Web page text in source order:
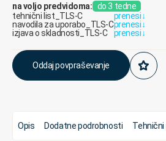
na voljo predvidoma: do 3 tedne
tehnični list_TLS-C
prenesi↓
navodila za uporabo_TLS-Cprenesi↓
izjava o skladnosti_TLS-C
prenesi↓
Oddaj povpraševanje
Opis Dodatne podrobnosti